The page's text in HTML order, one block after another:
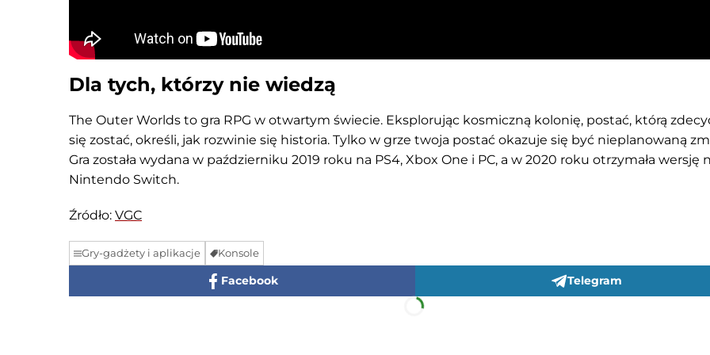
Dla tych, którzy nie wiedzą
The Outer Worlds to gra RPG w otwartym świecie. Eksplorując kosmiczną kolonię, postać, którą
się zostać, określi, jak rozwinie się historia. Tylko w grze twoja postać okazuje się być nieplanowaną
Gra została wydana w październiku 2019 roku na PS4, Xbox One i PC, a w 2020 roku otrzymała wersję
Nintendo Switch.
Źródło: VGC
Gry-gadżety i aplikacje Konsole
Facebook Telegram